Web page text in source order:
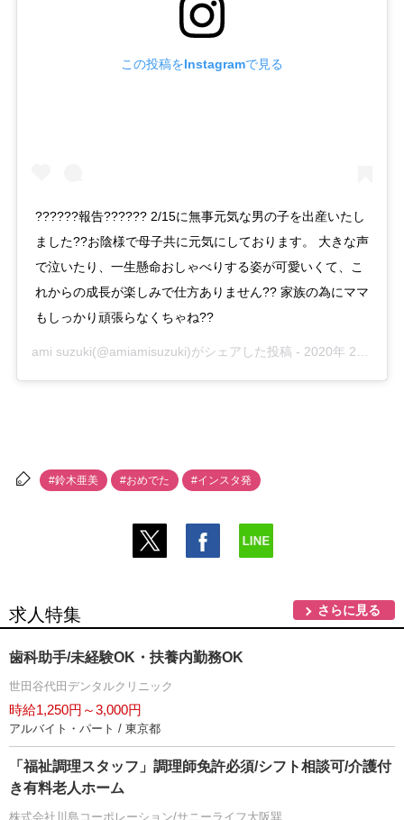
この投稿をInstagramで見る
??????報告?????? 2/15に無事元気な男の子を出産いたし
ました??お陰様で母子共に元気にしております。 大きな声
で泣いたり、一生懸命おしゃべりする姿が可愛いくて、こ
れからの成長が楽しみで仕方ありません?? 家族の為にママ
もしっかり頑張らなくちゃね??
ami suzuki(@amiamisuzuki)がシェアした投稿 - 2020年 2月月16日午後11時02分PST
#鈴木亜美 #おめでた #インスタ発
求人特集 さらに見る
歯科助手/未経験OK・扶養内勤務OK
世田谷代田デンタルクリニック
時給1,250円～3,000円
アルバイト・パート / 東京都
「福祉調理スタッフ」調理師免許必須/シフト相談可/介護付
き有料老人ホーム
株式会社川島コーポレーション/サニーライフ大阪巽